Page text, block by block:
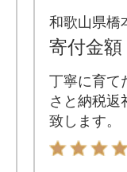
柿11～
イズ)
和歌山県橋
寄付金額
丁寧に育て
さと納税返
致します。